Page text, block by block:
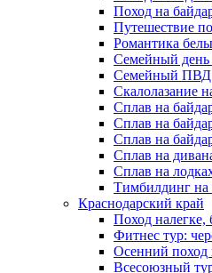
Поход на
Путешествие
Романтика
Семейный день
Семейный ПВД
Скалолазание
Сплав на
Сплав на
Сплав на
Сплав на
Сплав на
Тимбилдинг на
Краснодарский край
Поход налегке,
Фитнес тур:
Осенний поход
Всесоюзный